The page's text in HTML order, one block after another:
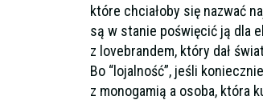
które chciałoby się nazwać
są w stanie poświęcić ją dla
z lovebrandem, który dał
Bo “lojalność”, jeśli
z monogamią a osoba, która